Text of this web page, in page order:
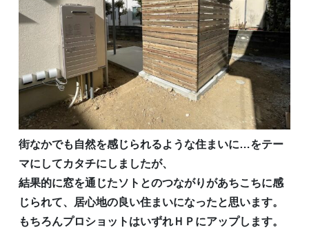
街なかでも自然を感じられるような住まいに…をテー
マにしてカタチにしましたが、
結果的に窓を通じたソトとのつながりがあちこちに感
じられて、居心地の良い住まいになったと思います。
もちろんプロショットはいずれＨＰにアップします。